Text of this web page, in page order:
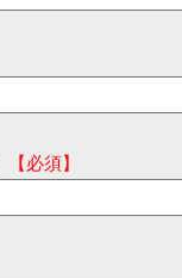
【必須】